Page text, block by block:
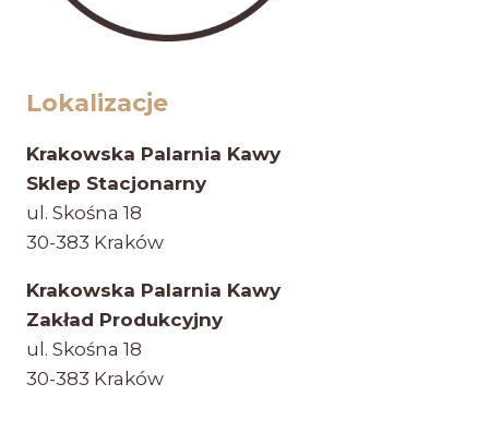
Lokalizacje
Krakowska Palarnia Kawy
Sklep Stacjonarny
ul. Skośna 18
30-383 Kraków
Krakowska Palarnia Kawy
Zakład Produkcyjny
ul. Skośna 18
30-383 Kraków